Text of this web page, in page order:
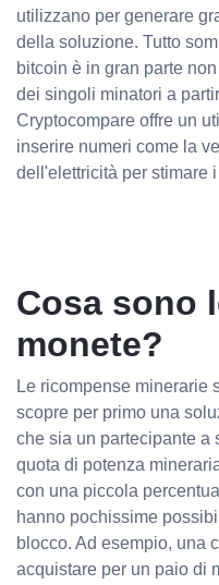
utilizzano per generare
della soluzione. Tutto
bitcoin è in gran parte
dei singoli minatori a
Cryptocompare offre un
inserire numeri come la
dell'elettricità per stimare
Cosa sono
monete?
Le ricompense minerarie
scopre per primo una
che sia un partecipante a
quota di potenza
con una piccola
hanno pochissime
blocco. Ad esempio, una
acquistare per un paio di